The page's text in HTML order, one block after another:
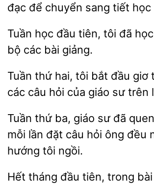
đạc để
sang tiết
Tuần học tiên, đã học
bộ các bài giảng.
Tuần thứ hai, tôi
giơ
các câu hỏi của giáo sư trên
Tuần
ba, giáo sư đã
mỗi
đặt câu hỏi ông đều
hướng tôi ngồi.
Hết tháng đầu